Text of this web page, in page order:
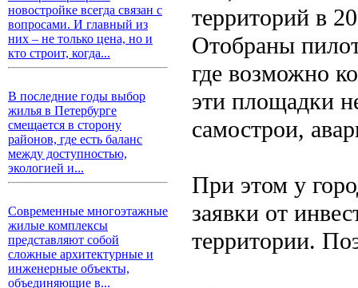
новостройке всегда связан с
вопросами. И главный из
них – не только цена, но и
кто строит, когда...
В последние годы выбор
жилья в Петербурге
смещается в сторону
районов, где есть баланс
между доступностью,
экологией и...
Современные многоэтажные
жилые комплексы
представляют собой
сложные архитектурные и
инженерные объекты,
объединяющие в...
территорий в
Отобраны
где возможно
эти площадки
самострои,
При этом у
заявки от
территории.